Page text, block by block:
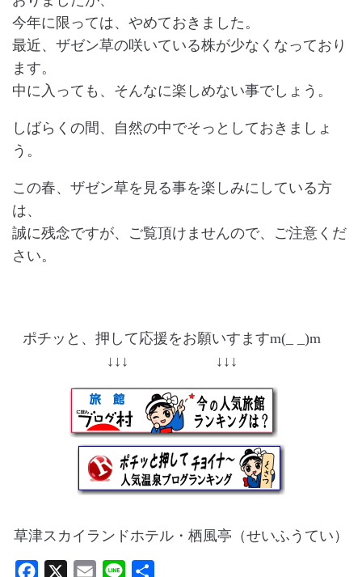
今年に限っては、やめておきました。
最近、ザゼン草の咲いている株が少なくなっており
ます。
中に入っても、そんなに楽しめない事でしょう。
しばらくの間、自然の中でそっとしておきましょ
う。
この春、ザゼン草を見る事を楽しみにしている方
は、
誠に残念ですが、ご覧頂けませんので、ご注意くだ
さい。
ポチッと、押して応援をお願いすますm(_ _)m
↓↓↓ ↓↓↓
草津スカイランドホテル・栖風亭（せいふうてい）